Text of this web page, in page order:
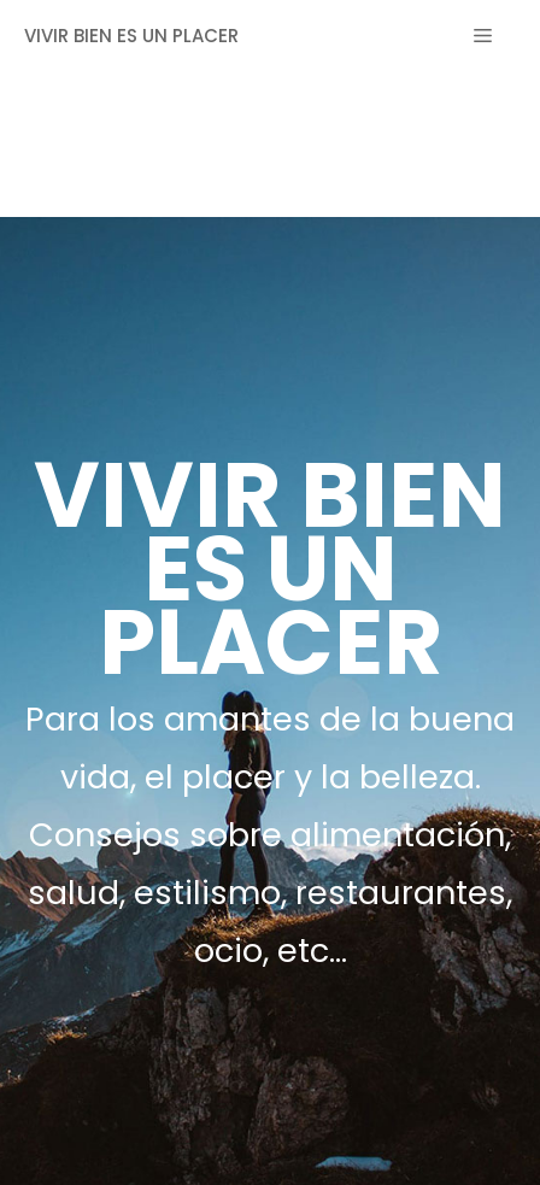
VIVIR BIEN ES UN PLACER MENÚ
VIVIR BIEN
ES UN
PLACER
Para los amantes de la buena
vida, el placer y la belleza.
Consejos sobre alimentación,
salud, estilismo, restaurantes,
ocio, etc…